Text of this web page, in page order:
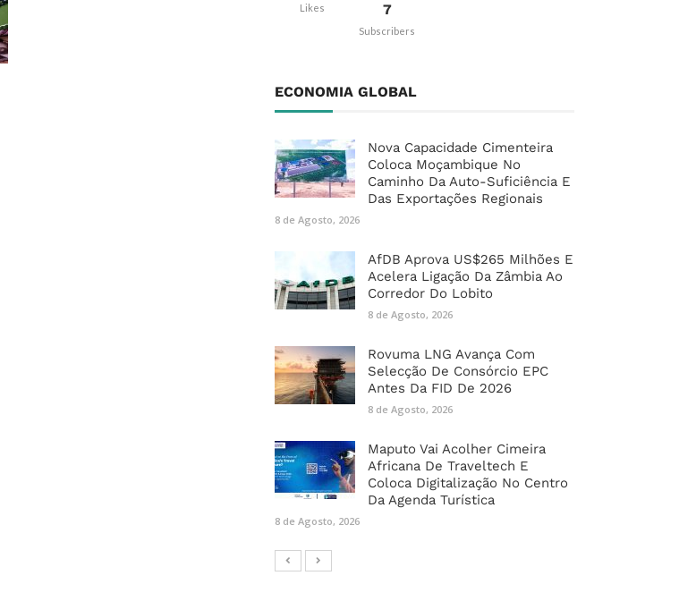
Likes 7
Subscribers
ECONOMIA GLOBAL
Nova Capacidade Cimenteira
Coloca Moçambique No
Caminho Da Auto-Suficiência E
Das Exportações Regionais
8 de Agosto, 2026
AfDB Aprova US$265 Milhões E
Acelera Ligação Da Zâmbia Ao
Corredor Do Lobito
8 de Agosto, 2026
Rovuma LNG Avança Com
Selecção De Consórcio EPC
Antes Da FID De 2026
8 de Agosto, 2026
Maputo Vai Acolher Cimeira
Africana De Traveltech E
Coloca Digitalização No Centro
Da Agenda Turística
8 de Agosto, 2026